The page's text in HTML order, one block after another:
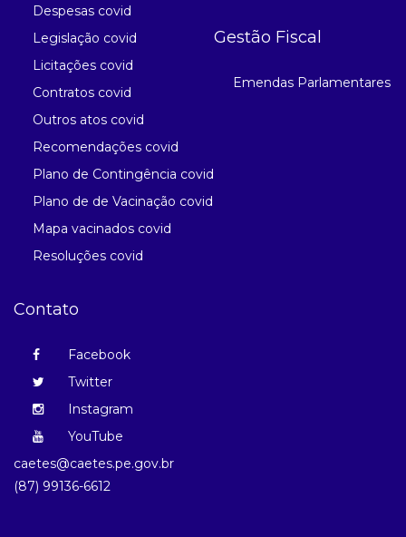
Despesas covid
Legislação covid
Licitações covid
Contratos covid
Outros atos covid
Recomendações covid
Plano de Contingência covid
Plano de de Vacinação covid
Mapa vacinados covid
Resoluções covid
Gestão Fiscal
Emendas Parlamentares
Contato
Facebook
Twitter
Instagram
YouTube
caetes@caetes.pe.gov.br
(87) 99136-6612